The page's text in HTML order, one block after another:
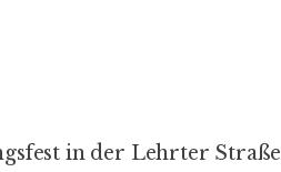
in der Lehrter Straße